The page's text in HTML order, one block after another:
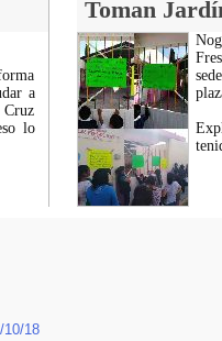
Toman
a
Cruz
lo
10/18